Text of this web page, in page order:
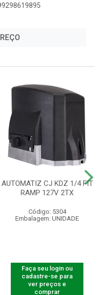
AUTOMATIZ CJ KDZ 1/4 FIT
RAMP 127V 2TX
Código: 5304
Embalagem: UNIDADE
Faça seu login ou
cadastre-se para
ver preços e
comprar